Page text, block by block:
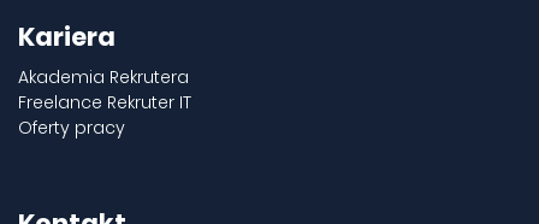
Kariera
Akademia Rekrutera
Freelance Rekruter IT
Oferty pracy